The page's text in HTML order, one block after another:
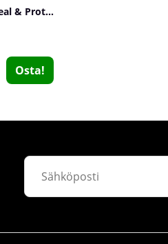
SOLID Nutrition Oatmeal & Protein Mix, 750 g
Osta!